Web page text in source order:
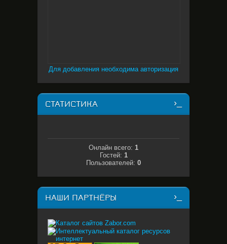
Для добавления необходима авторизация
СТАТИСТИКА
Онлайн всего: 1
Гостей: 1
Пользователей: 0
НАШИ ПАРТНЁРЫ